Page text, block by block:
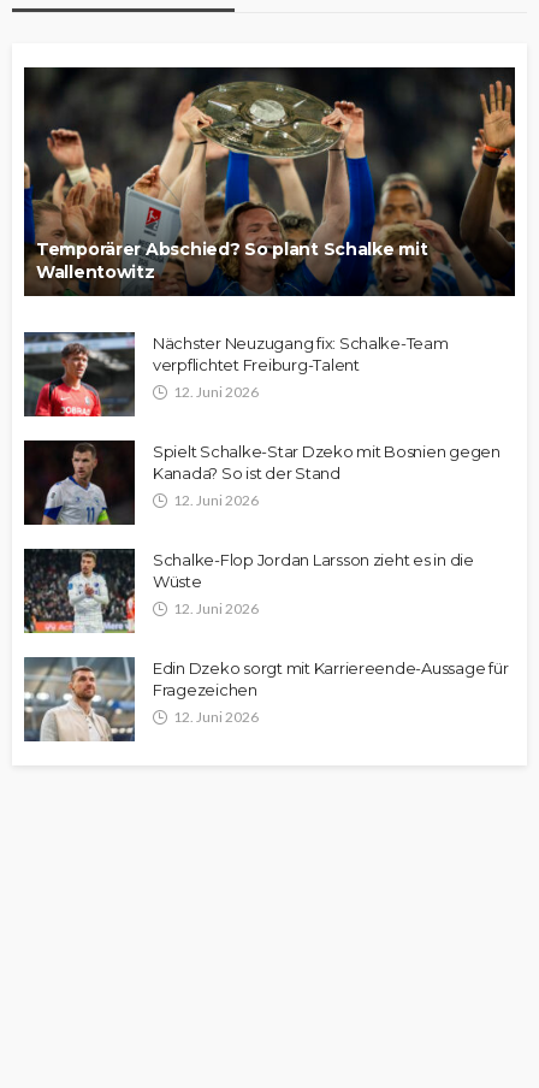
Temporärer Abschied? So plant Schalke mit
Wallentowitz
Nächster Neuzugang fix: Schalke-Team
verpflichtet Freiburg-Talent
12. Juni 2026
Spielt Schalke-Star Dzeko mit Bosnien gegen
Kanada? So ist der Stand
12. Juni 2026
Schalke-Flop Jordan Larsson zieht es in die
Wüste
12. Juni 2026
Edin Dzeko sorgt mit Karriereende-Aussage für
Fragezeichen
12. Juni 2026